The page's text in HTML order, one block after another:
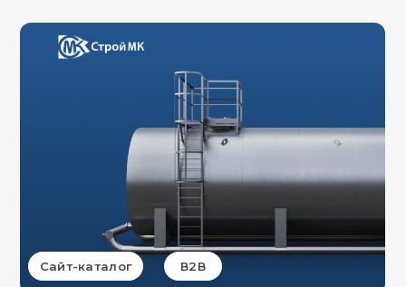
Сайт-каталог В2В